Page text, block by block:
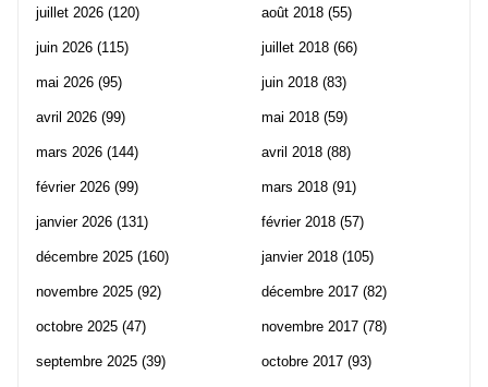
juillet 2026 (120)
juin 2026 (115)
mai 2026 (95)
avril 2026 (99)
mars 2026 (144)
février 2026 (99)
janvier 2026 (131)
décembre 2025 (160)
novembre 2025 (92)
octobre 2025 (47)
septembre 2025 (39)
août 2018 (55)
juillet 2018 (66)
juin 2018 (83)
mai 2018 (59)
avril 2018 (88)
mars 2018 (91)
février 2018 (57)
janvier 2018 (105)
décembre 2017 (82)
novembre 2017 (78)
octobre 2017 (93)